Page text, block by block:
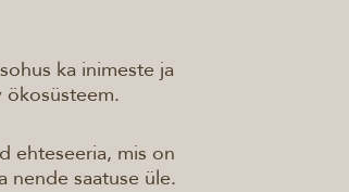
ka inimeste ja
ehteseeria, mis on
nende saatuse üle.